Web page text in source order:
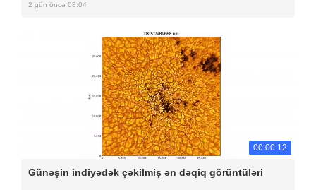
2 gün öncə 08:04
00:00:12
Günəşin indiyədək çəkilmiş ən dəqiq görüntüləri